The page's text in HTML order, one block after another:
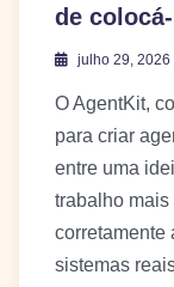
de
julho 29, 2026
O AgentKit,
para criar
entre uma
trabalho
corretamente
sistemas